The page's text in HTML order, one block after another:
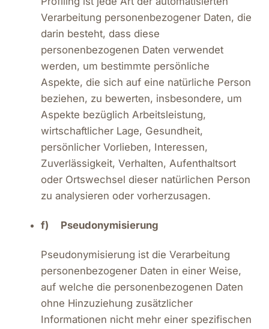
Verarbeitung personenbezogener Daten, die
darin besteht, dass diese
personenbezogenen Daten verwendet
werden, um bestimmte persönliche
Aspekte, die sich auf eine natürliche Person
beziehen, zu bewerten, insbesondere, um
Aspekte bezüglich Arbeitsleistung,
wirtschaftlicher Lage, Gesundheit,
persönlicher Vorlieben, Interessen,
Zuverlässigkeit, Verhalten, Aufenthaltsort
oder Ortswechsel dieser natürlichen Person
zu analysieren oder vorherzusagen.
f) Pseudonymisierung
Pseudonymisierung ist die Verarbeitung
personenbezogener Daten in einer Weise,
auf welche die personenbezogenen Daten
ohne Hinzuziehung zusätzlicher
Informationen nicht mehr einer spezifischen